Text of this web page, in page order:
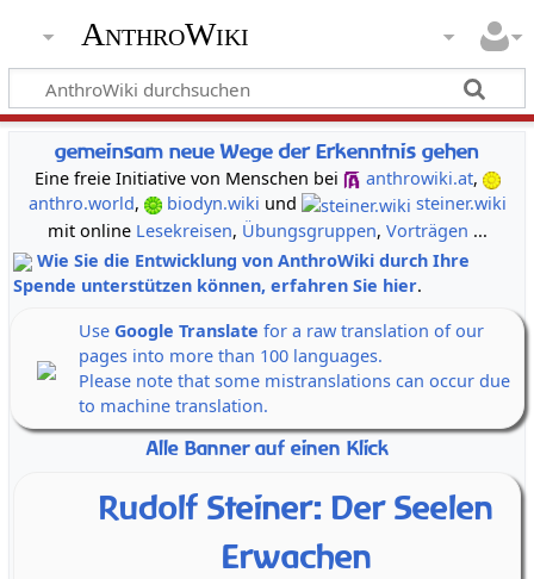
AnthroWiki
gemeinsam neue Wege der Erkenntnis gehen
Eine freie Initiative von Menschen bei anthrowiki.at,
anthro.world, biodyn.wiki und
steiner.wiki
mit online Lesekreisen, Übungsgruppen, Vorträgen ...
Wie Sie die Entwicklung von AnthroWiki durch Ihre
Spende unterstützen können, erfahren Sie hier.
Use Google Translate for a raw translation of our
pages into more than 100 languages.
Please note that some mistranslations can occur due
to machine translation.
Alle Banner auf einen Klick
Rudolf Steiner: Der Seelen
Erwachen